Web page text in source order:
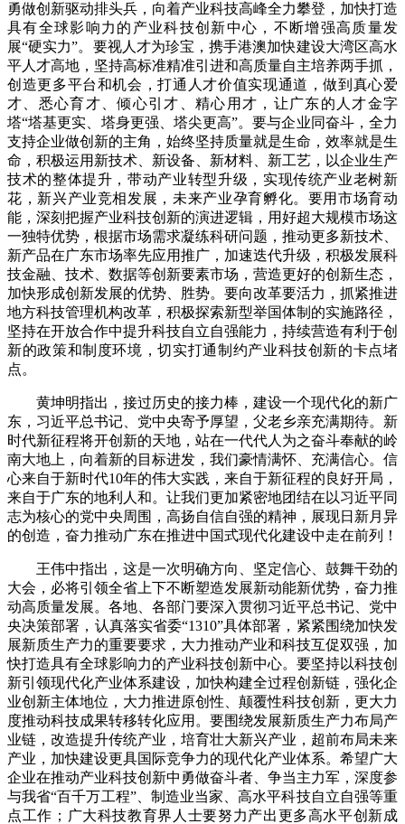
勇做创新驱动排头兵，向着产业科技高峰全力攀登，加快打造
具有全球影响力的产业科技创新中心，不断增强高质量发
展“硬实力”。要视人才为珍宝，携手港澳加快建设大湾区高水
平人才高地，坚持高标准精准引进和高质量自主培养两手抓，
创造更多平台和机会，打通人才价值实现通道，做到真心爱
才、悉心育才、倾心引才、精心用才，让广东的人才金字
塔“塔基更实、塔身更强、塔尖更高”。要与企业同奋斗，全力
支持企业做创新的主角，始终坚持质量就是生命，效率就是生
命，积极运用新技术、新设备、新材料、新工艺，以企业生产
技术的整体提升，带动产业转型升级，实现传统产业老树新
花，新兴产业竞相发展，未来产业孕育孵化。要用市场育动
能，深刻把握产业科技创新的演进逻辑，用好超大规模市场这
一独特优势，根据市场需求凝练科研问题，推动更多新技术、
新产品在广东市场率先应用推广，加速迭代升级，积极发展科
技金融、技术、数据等创新要素市场，营造更好的创新生态，
加快形成创新发展的优势、胜势。要向改革要活力，抓紧推进
地方科技管理机构改革，积极探索新型举国体制的实施路径，
坚持在开放合作中提升科技自立自强能力，持续营造有利于创
新的政策和制度环境，切实打通制约产业科技创新的卡点堵
点。
黄坤明指出，接过历史的接力棒，建设一个现代化的新广
东，习近平总书记、党中央寄予厚望，父老乡亲充满期待。新
时代新征程将开创新的天地，站在一代代人为之奋斗奉献的岭
南大地上，向着新的目标进发，我们豪情满怀、充满信心。信
心来自于新时代10年的伟大实践，来自于新征程的良好开局，
来自于广东的地利人和。让我们更加紧密地团结在以习近平同
志为核心的党中央周围，高扬自信自强的精神，展现日新月异
的创造，奋力推动广东在推进中国式现代化建设中走在前列！
王伟中指出，这是一次明确方向、坚定信心、鼓舞干劲的
大会，必将引领全省上下不断塑造发展新动能新优势，奋力推
动高质量发展。各地、各部门要深入贯彻习近平总书记、党中
央决策部署，认真落实省委“1310”具体部署，紧紧围绕加快发
展新质生产力的重要要求，大力推动产业和科技互促双强，加
快打造具有全球影响力的产业科技创新中心。要坚持以科技创
新引领现代化产业体系建设，加快构建全过程创新链，强化企
业创新主体地位，大力推进原创性、颠覆性科技创新，更大力
度推动科技成果转移转化应用。要围绕发展新质生产力布局产
业链，改造提升传统产业，培育壮大新兴产业，超前布局未来
产业，加快建设更具国际竞争力的现代化产业体系。希望广大
企业在推动产业科技创新中勇做奋斗者、争当主力军，深度参
与我省“百千万工程”、制造业当家、高水平科技自立自强等重
点工作；广大科技教育界人士要努力产出更多高水平创新成